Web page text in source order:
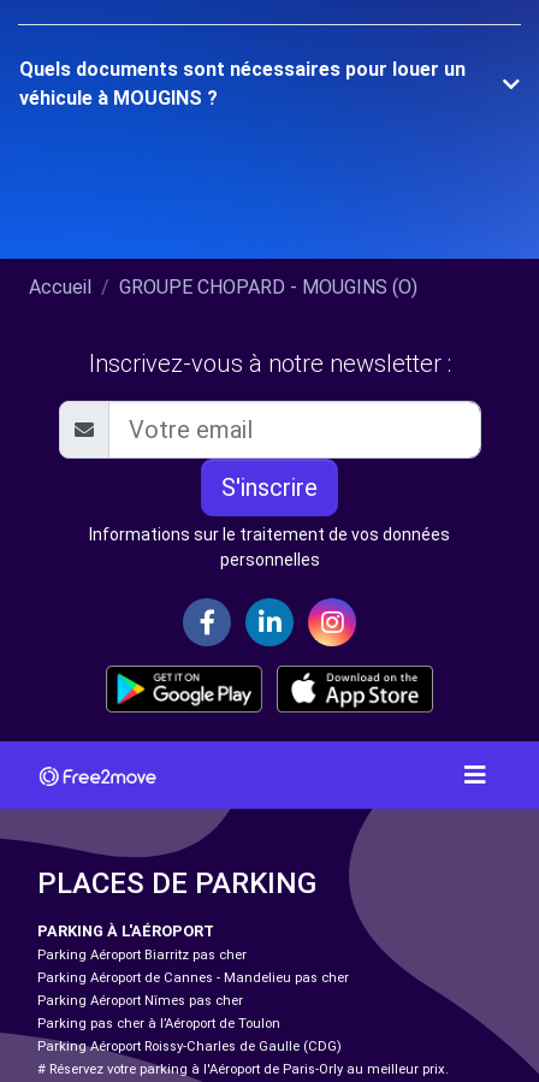
Quels documents sont nécessaires pour louer un
véhicule à MOUGINS ?
Accueil GROUPE CHOPARD - MOUGINS (O)
Inscrivez-vous à notre newsletter :
S'inscrire
Informations sur le traitement de vos données
personnelles
PLACES DE PARKING
PARKING À L'AÉROPORT
Parking Aéroport Biarritz pas cher
Parking Aéroport de Cannes - Mandelieu pas cher
Parking Aéroport Nîmes pas cher
Parking pas cher à l’Aéroport de Toulon
Parking Aéroport Roissy-Charles de Gaulle (CDG)
# Réservez votre parking à l'Aéroport de Paris-Orly au meilleur prix.